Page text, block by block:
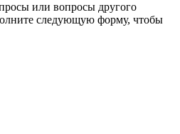
или вопросы другого
следующую форму, чтобы